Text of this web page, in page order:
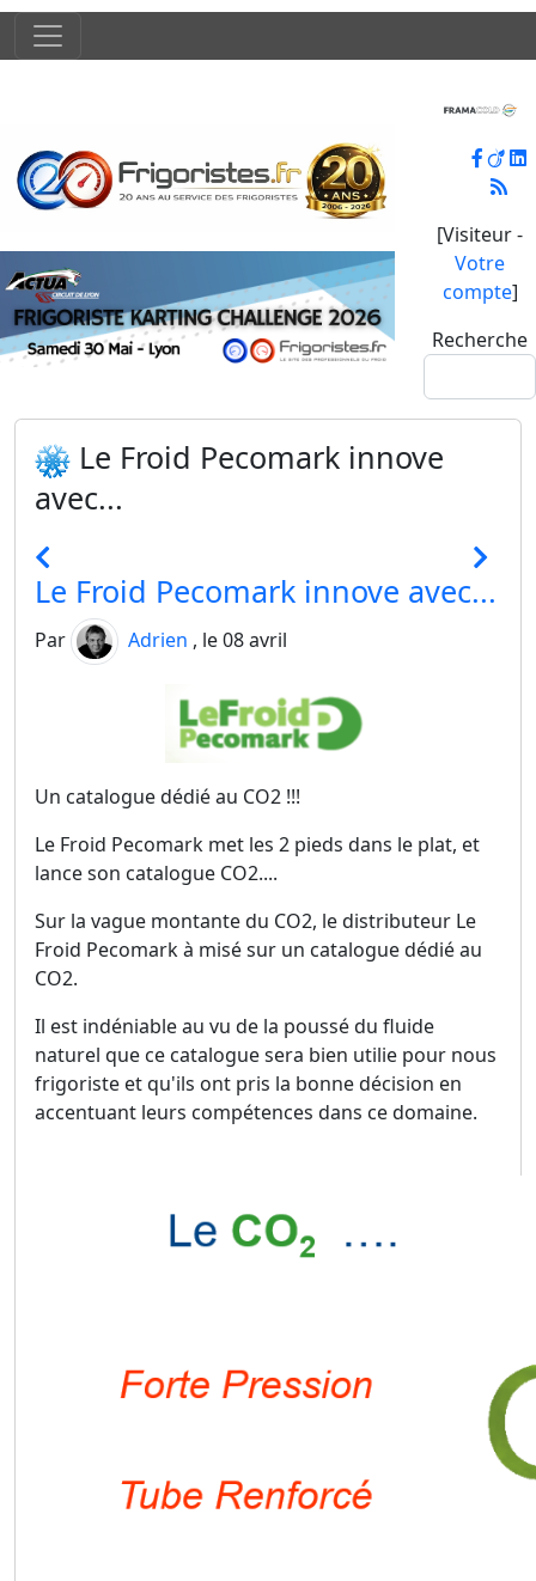
[Visiteur -
Votre
compte]
Recherche
Le Froid Pecomark innove
avec...
Le Froid Pecomark innove avec...
Par Adrien , le 08 avril
Un catalogue dédié au CO2 !!!
Le Froid Pecomark met les 2 pieds dans le plat, et
lance son catalogue CO2....
Sur la vague montante du CO2, le distributeur Le
Froid Pecomark à misé sur un catalogue dédié au
CO2.
Il est indéniable au vu de la poussé du fluide
naturel que ce catalogue sera bien utilie pour nous
frigoriste et qu'ils ont pris la bonne décision en
accentuant leurs compétences dans ce domaine.